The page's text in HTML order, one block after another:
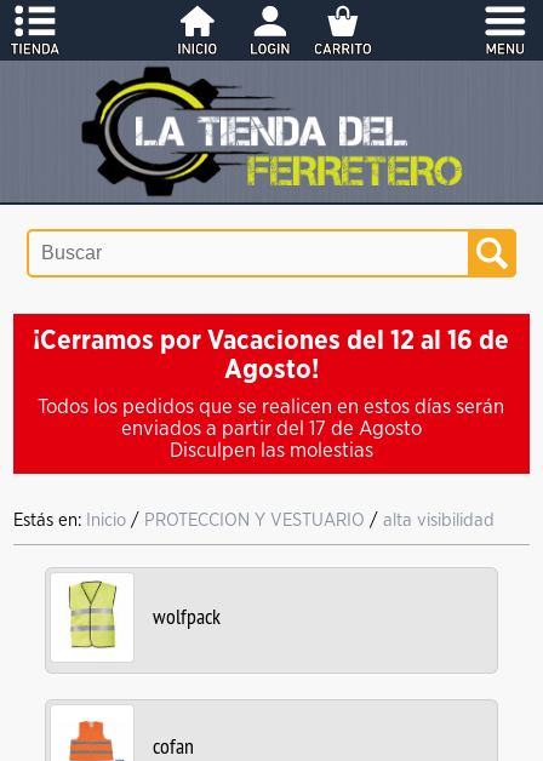
¡Cerramos por Vacaciones del 12 al 16 de
Agosto!
Todos los pedidos que se realicen en estos días serán
enviados a partir del 17 de Agosto
Disculpen las molestias
Estás en: Inicio / PROTECCION Y VESTUARIO /alta visibilidad
wolfpack
cofan